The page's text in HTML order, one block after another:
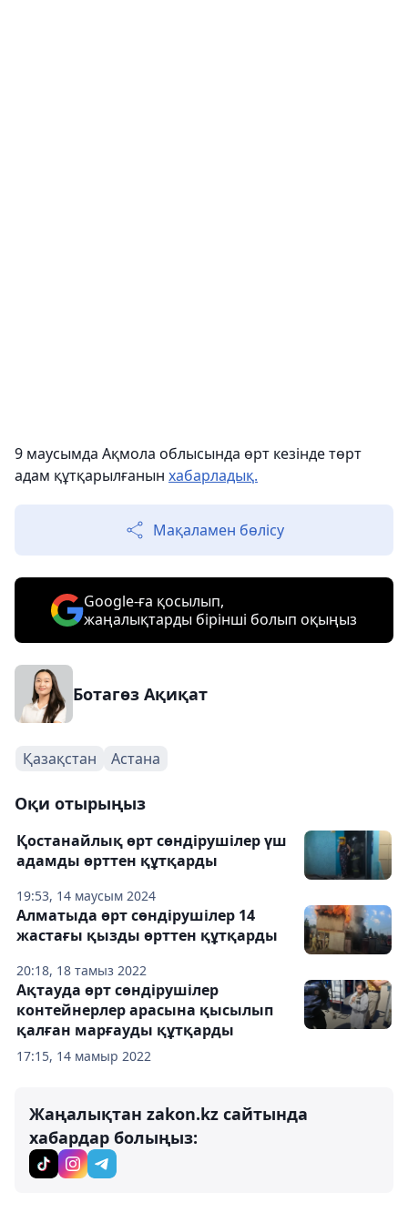
9 маусымда Ақмола облысында өрт кезінде төрт
адам құтқарылғанын хабарладық.
Мақаламен бөлісу
Google-ға қосылып,
жаңалықтарды бірінші болып оқыңыз
Ботагөз Ақиқат
Қазақстан Астана
Оқи отырыңыз
19:53, 14 маусым 2024
Қостанайлық өрт сөндірушілер үш
адамды өрттен құтқарды
20:18, 18 тамыз 2022
Алматыда өрт сөндірушілер 14
жастағы қызды өрттен құтқарды
17:15, 14 мамыр 2022
Ақтауда өрт сөндірушілер
контейнерлер арасына қысылып
қалған марғауды құтқарды
Жаңалықтан zakon.kz сайтында
хабардар болыңыз: